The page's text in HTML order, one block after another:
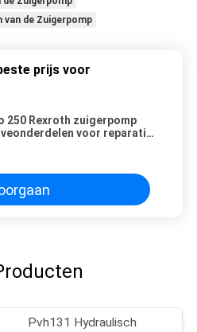
van de Zuigerpomp
prijs voor
250 Rexroth zuigerpomp
voor reparatie
Pvh131 Hydraulisch